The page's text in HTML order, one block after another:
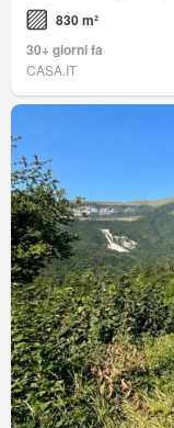
830 m²
30+ giorni fa
CASA.IT